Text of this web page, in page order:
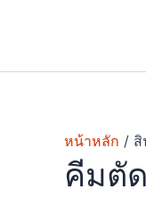
หน้าหลัก / สิ
คีมตัด